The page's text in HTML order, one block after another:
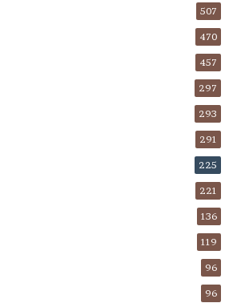
507
470
457
297
293
291
225
221
136
119
96
96